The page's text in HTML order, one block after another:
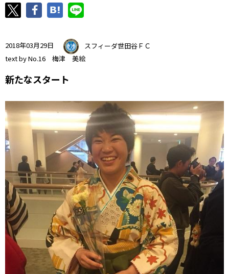
2018年03月29日
スフィーダ世田谷ＦＣ
text by No.16 梅津 美絵
新たなスタート